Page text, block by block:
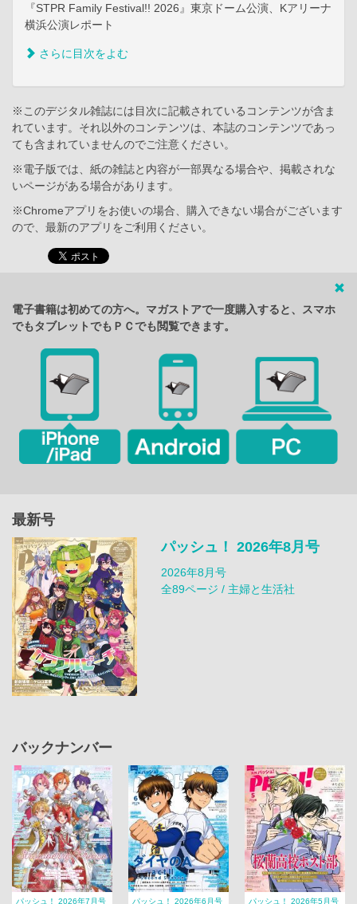
『STPR Family Festival!! 2026』東京ドーム公演、Kアリーナ
横浜公演レポート
さらに目次をよむ
※このデジタル雑誌には目次に記載されているコンテンツが含ま
れています。それ以外のコンテンツは、本誌のコンテンツであっ
ても含まれていませんのでご注意ください。
※電子版では、紙の雑誌と内容が一部異なる場合や、掲載されな
いページがある場合があります。
※Chromeアプリをお使いの場合、購入できない場合がございます
ので、最新のアプリをご利用ください。
電子書籍は初めての方へ。マガストアで一度購入すると、スマホ
でもタブレットでもＰＣでも閲覧できます。
最新号
パッシュ！ 2026年8月号
2026年8月号
全89ページ / 主婦と生活社
バックナンバー
パッシュ！ 2026年7月号 パッシュ！ 2026年6月号 パッシュ！ 2026年5月号